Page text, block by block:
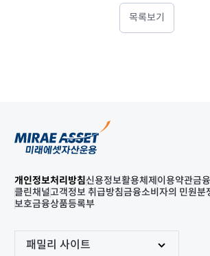
목록보기
개인정보처리방침신용정보활용체제 이용약관금
클린채널고객정보 취급방침금융소비자의 민원분
보호금융상품등록부
패밀리 사이트